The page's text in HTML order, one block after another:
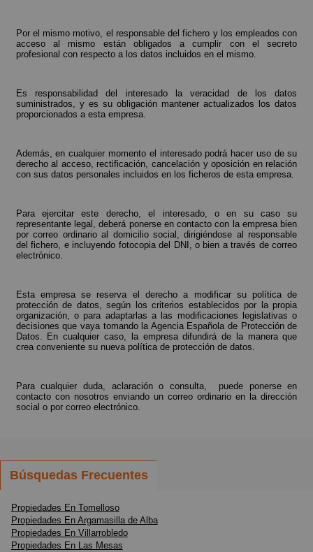
Por el mismo motivo, el responsable del fichero y los empleados con
acceso al mismo están obligados a cumplir con el secreto
profesional con respecto a los datos incluidos en el mismo.
Es responsabilidad del interesado la veracidad de los datos
suministrados, y es su obligación mantener actualizados los datos
proporcionados a esta empresa.
Además, en cualquier momento el interesado podrá hacer uso de su
derecho al acceso, rectificación, cancelación y oposición en relación
con sus datos personales incluidos en los ficheros de esta empresa.
Para ejercitar este derecho, el interesado, o en su caso su
representante legal, deberá ponerse en contacto con la empresa bien
por correo ordinario al domicilio social, dirigiéndose al responsable
del fichero, e incluyendo fotocopia del DNI, o bien a través de correo
electrónico.
Esta empresa se reserva el derecho a modificar su política de
protección de datos, según los criterios establecidos por la propia
organización, o para adaptarlas a las modificaciones legislativas o
decisiones que vaya tomando la Agencia Española de Protección de
Datos. En cualquier caso, la empresa difundirá de la manera que
crea conveniente su nueva política de protección de datos.
Para cualquier duda, aclaración o consulta, puede ponerse en
contacto con nosotros enviando un correo ordinario en la dirección
social o por correo electrónico.
Búsquedas Frecuentes
Propiedades En Tomelloso
Propiedades En Argamasilla de Alba
Propiedades En Villarrobledo
Propiedades En Las Mesas